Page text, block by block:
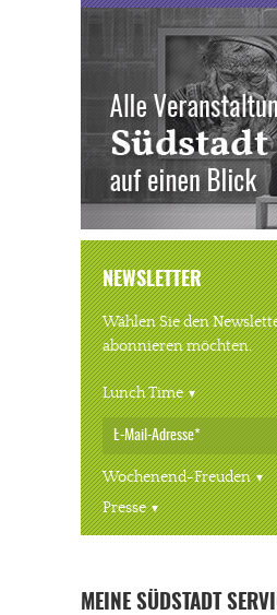
NEWSLETTER
Wählen Sie den
abonnieren möchten.
Lunch Time
Wochenend-Freuden
Presse
MEINE SÜDSTADT